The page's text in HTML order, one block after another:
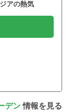
アの熱気
デン情報を見る